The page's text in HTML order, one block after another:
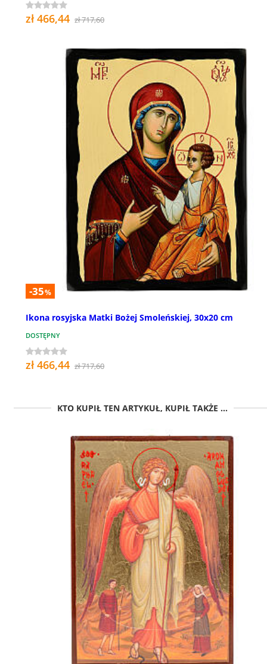
zł 466,44 zł 717,60
-35%
Ikona rosyjska Matki Bożej Smoleńskiej, 30x20 cm
DOSTĘPNY
zł 466,44 zł 717,60
KTO KUPIŁ TEN ARTYKUŁ, KUPIŁ TAKŻE ...